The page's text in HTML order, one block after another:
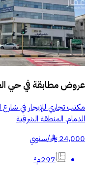
عروض مطابقة فيحي
مكتب تجاري للإيجار في شارع
الدمام, المنطقة الشرقية
24,000
§
/سنوي
297م²